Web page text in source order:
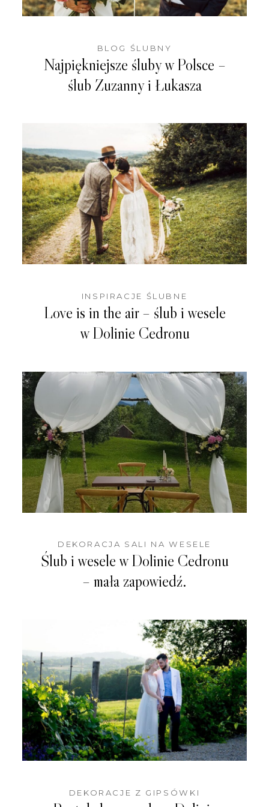
BLOG
KONTAKT
WEDDING IN POLAND
BLOG ŚLUBNY
Najpiękniejsze śluby w Polsce –
ślub Zuzanny i Łukasza
INSPIRACJE ŚLUBNE
Love is in the air – ślub i wesele
w Dolinie Cedronu
DEKORACJA SALI NA WESELE
Ślub i wesele w Dolinie Cedronu
– mała zapowiedź.
DEKORACJE Z GIPSÓWKI